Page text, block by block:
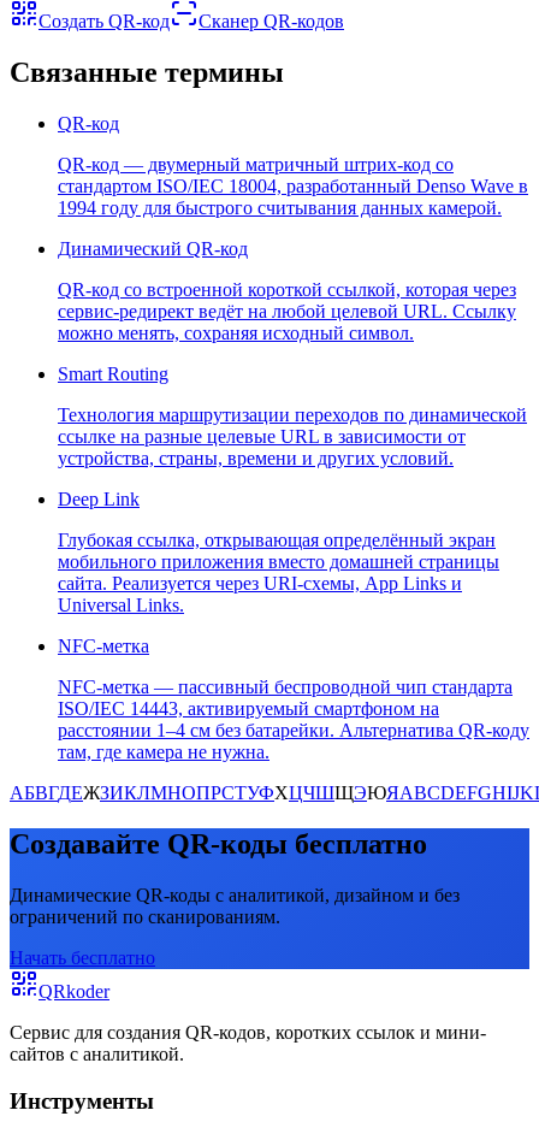
Создать QR-код Сканер QR-кодов
Связанные термины
QR-код
QR-код — двумерный матричный штрих-код со
стандартом ISO/IEC 18004, разработанный Denso Wave в
1994 году для быстрого считывания данных камерой.
Динамический QR-код
QR-код со встроенной короткой ссылкой, которая через
сервис-редирект ведёт на любой целевой URL. Ссылку
можно менять, сохраняя исходный символ.
Smart Routing
Технология маршрутизации переходов по динамической
ссылке на разные целевые URL в зависимости от
устройства, страны, времени и других условий.
Deep Link
Глубокая ссылка, открывающая определённый экран
мобильного приложения вместо домашней страницы
сайта. Реализуется через URI-схемы, App Links и
Universal Links.
NFC-метка
NFC-метка — пассивный беспроводной чип стандарта
ISO/IEC 14443, активируемый смартфоном на
расстоянии 1–4 см без батарейки. Альтернатива QR-коду
там, где камера не нужна.
АБВГДЕЖЗИКЛМНОПРСТУФХЦЧШЩЭЮЯABCDEFGHIJK
Создавайте QR-коды бесплатно
Динамические QR-коды с аналитикой, дизайном и без
ограничений по сканированиям.
Начать бесплатно
QRkoder
Сервис для создания QR-кодов, коротких ссылок и мини-
сайтов с аналитикой.
Инструменты